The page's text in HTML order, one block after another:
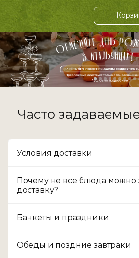
Часто
Условия доставки
Почему не все блюда можно
доставку?
Банкеты и праздники
Обеды и поздние завтраки